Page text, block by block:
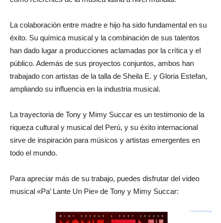
La colaboración entre madre e hijo ha sido fundamental en su
éxito. Su química musical y la combinación de sus talentos
han dado lugar a producciones aclamadas por la crítica y el
público. Además de sus proyectos conjuntos, ambos han
trabajado con artistas de la talla de Sheila E. y Gloria Estefan,
ampliando su influencia en la industria musical.
La trayectoria de Tony y Mimy Succar es un testimonio de la
riqueza cultural y musical del Perú, y su éxito internacional
sirve de inspiración para músicos y artistas emergentes en
todo el mundo.
Para apreciar más de su trabajo, puedes disfrutar del video
musical «Pa’ Lante Un Pie» de Tony y Mimy Succar: